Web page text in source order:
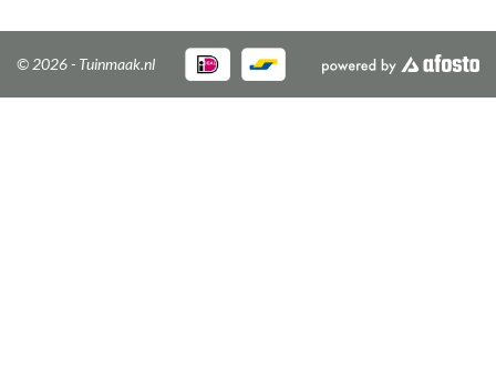
© 2026 - Tuinmaak.nl